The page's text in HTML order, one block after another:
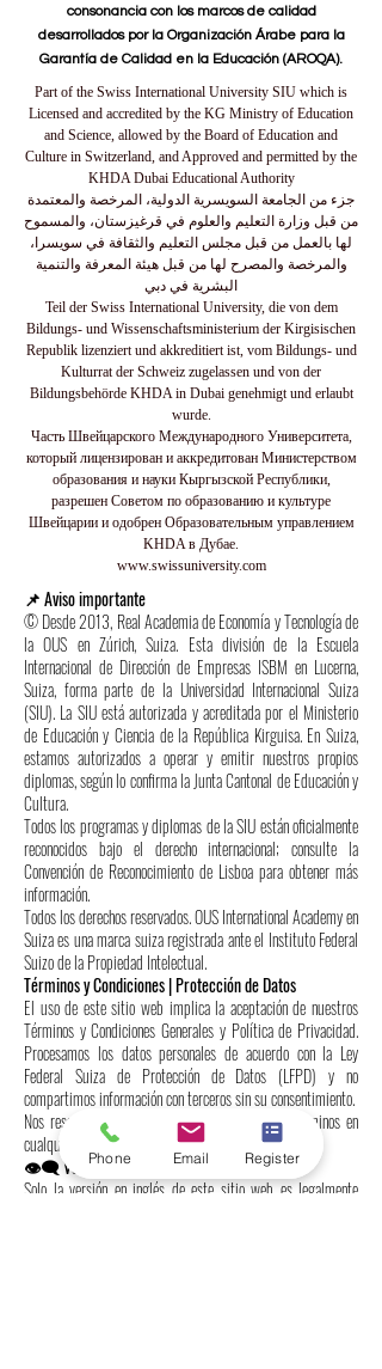
consonancia con los marcos de calidad
desarrollados por la Organización Árabe para la
Garantía de Calidad en la Educación (AROQA).
Part of the Swiss International University SIU which is
Licensed and accredited by the KG Ministry of Education
and Science, allowed by the Board of Education and
Culture in Switzerland, and Approved and permitted by the
KHDA Dubai Educational Authority
جزء من الجامعة السويسرية الدولية، المرخصة والمعتمدة
من قبل وزارة التعليم والعلوم في قرغيزستان، والمسموح
لها بالعمل من قبل مجلس التعليم والثقافة في سويسرا،
والمرخصة والمصرح لها من قبل هيئة المعرفة والتنمية
البشرية في دبي
Teil der Swiss International University, die von dem
Bildungs- und Wissenschaftsministerium der Kirgisischen
Republik lizenziert und akkreditiert ist, vom Bildungs- und
Kulturrat der Schweiz zugelassen und von der
Bildungsbehörde KHDA in Dubai genehmigt und erlaubt
wurde.
Часть Швейцарского Международного Университета,
который лицензирован и аккредитован Министерством
образования и науки Кыргызской Республики,
разрешен Советом по образованию и культуре
Швейцарии и одобрен Образовательным управлением
KHDA в Дубае.
www.swissuniversity.com
📌 Aviso importante
© Desde 2013, Real Academia de Economía y Tecnología de
la OUS en Zúrich, Suiza. Esta división de la Escuela
Internacional de Dirección de Empresas ISBM en Lucerna,
Suiza, forma parte de la Universidad Internacional Suiza
(SIU). La SIU está autorizada y acreditada por el Ministerio
de Educación y Ciencia de la República Kirguisa. En Suiza,
estamos autorizados a operar y emitir nuestros propios
diplomas, según lo confirma la Junta Cantonal de Educación y
Cultura.
Todos los programas y diplomas de la SIU están oficialmente
reconocidos bajo el derecho internacional; consulte la
Convención de Reconocimiento de Lisboa para obtener más
información.
Todos los derechos reservados. OUS International Academy en
Suiza es una marca suiza registrada ante el Instituto Federal
Suizo de la Propiedad Intelectual.
Términos y Condiciones | Protección de Datos
El uso de este sitio web implica la aceptación de nuestros
Términos y Condiciones Generales y Política de Privacidad.
Procesamos los datos personales de acuerdo con la Ley
Federal Suiza de Protección de Datos (LFPD) y no
compartimos información con terceros sin su consentimiento.
Nos reservamos el derecho de actualizar estos términos en
cualquier momento.
👁️‍🗨️ Versión en idioma autorizado
Solo la versión en inglés de este sitio web es legalmente
Phone Email Register